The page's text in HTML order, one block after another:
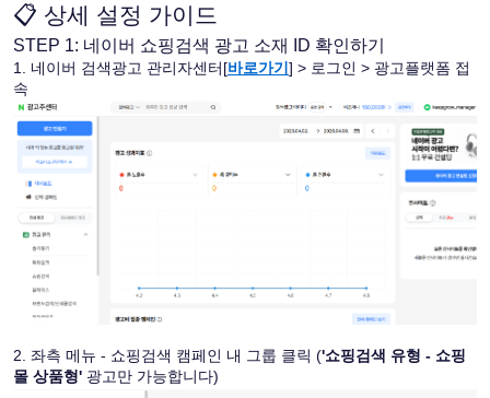
📋 상세 설정 가이드
STEP 1: 네이버 쇼핑검색 광고 소재 ID 확인하기
1. 네이버 검색광고 관리자센터[바로가기 ] > 로그인 > 광고플랫폼 접
속
2. 좌측 메뉴 - 쇼핑검색 캠페인 내 그룹 클릭 ('쇼핑검색 유형 - 쇼핑
몰 상품형' 광고만 가능합니다)